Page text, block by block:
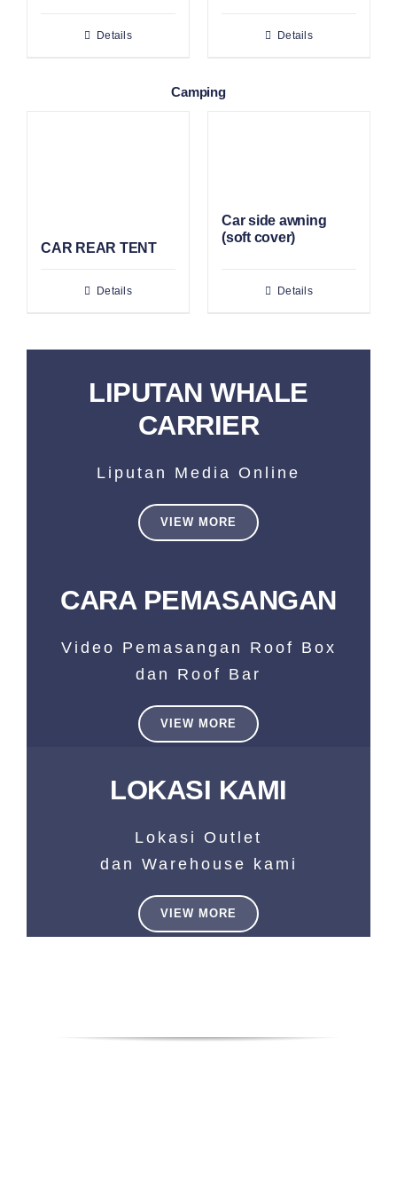
Details Details
Camping
CAR REAR TENT
Details
Car side awning
(soft cover)
Details
LIPUTAN WHALE
CARRIER
Liputan Media Online
VIEW MORE
CARA PEMASANGAN
Video Pemasangan Roof Box
dan Roof Bar
VIEW MORE
LOKASI KAMI
Lokasi Outlet
dan Warehouse kami
VIEW MORE